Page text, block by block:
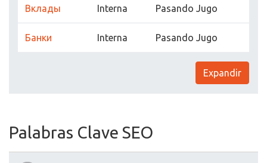
Вклады Interna Pasando Jugo
Банки Interna Pasando Jugo
Expandir
Palabras Clave SEO